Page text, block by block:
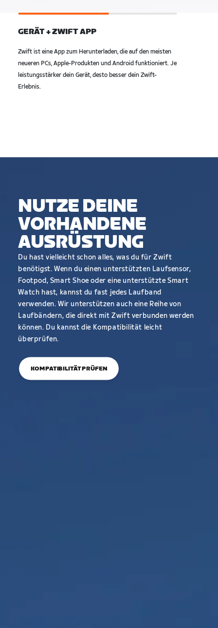
GERÄT + ZWIFT APP
Zwift ist eine App zum Herunterladen, die auf den meisten
neueren PCs, Apple-Produkten und Android funktioniert. Je
leistungsstärker dein Gerät, desto besser dein Zwift-
Erlebnis.
NUTZE DEINE
VORHANDENE
AUSRÜSTUNG
Du hast vielleicht schon alles, was du für Zwift
benötigst. Wenn du einen unterstützten Laufsensor,
Footpod, Smart Shoe oder eine unterstützte Smart
Watch hast, kannst du fast jedes Laufband
verwenden. Wir unterstützen auch eine Reihe von
Laufbändern, die direkt mit Zwift verbunden werden
können. Du kannst die Kompatibilität leicht
überprüfen.
KOMPATIBILITÄT PRÜFEN